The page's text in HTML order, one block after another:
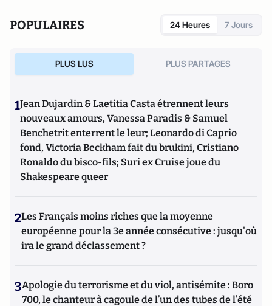
POPULAIRES 24 Heures 7 Jours
PLUS LUS PLUS PARTAGES
1Jean Dujardin & Laetitia Casta étrennent leurs
nouveaux amours, Vanessa Paradis & Samuel
Benchetrit enterrent le leur; Leonardo di Caprio
fond, Victoria Beckham fait du brukini, Cristiano
Ronaldo du bisco-fils; Suri ex Cruise joue du
Shakespeare queer
2Les Français moins riches que la moyenne
européenne pour la 3e année consécutive : jusqu'où
ira le grand déclassement ?
3Apologie du terrorisme et du viol, antisémite : Boro
700, le chanteur à cagoule de l’un des tubes de l’été